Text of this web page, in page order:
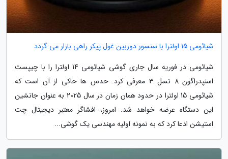
شیائومی 15 اولترا با سنسور دوربین غول پیکر راهی بازار می گردد
شیائومی در فوریه سال جاری گوشی شیائومی 14 اولترا را با چیپست
اسنپدراگون 8 نسل 3 معرفی کرد. حدس ها حاکی از آن است که
شیائومی 15 اولترا در حدود همان زمان در سال 2025 به عنوان جانشین
این دستگاه عرضه خواهد شد. امروز، افشاگر معتبر دیجیتال چت
استیشن ادعا کرد که به نمونه اولیه مهندسی یک گوشی...